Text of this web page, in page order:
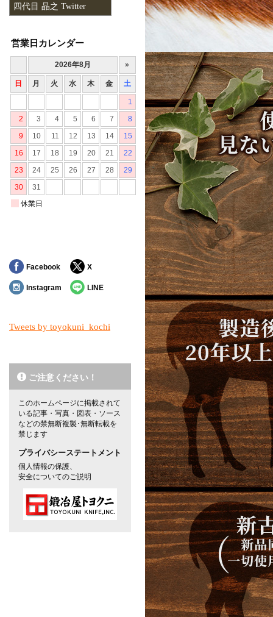
四代目 晶之 Twitter
営業日カレンダー
Facebook X
Instagram LINE
Tweets by toyokuni_kochi
ご注意ください！
このホームページに掲載されて
いる記事・写真・図表・ソース
などの禁無断複製･無断転載を
禁じます
プライバシーステートメント
個人情報の保護、
安全についてのご説明